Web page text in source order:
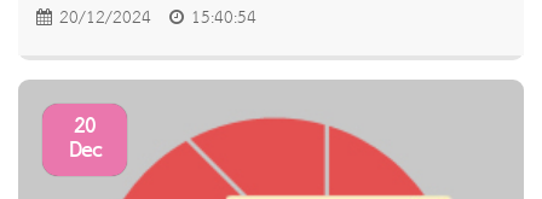
20/12/2024 15:40:54
20
Dec